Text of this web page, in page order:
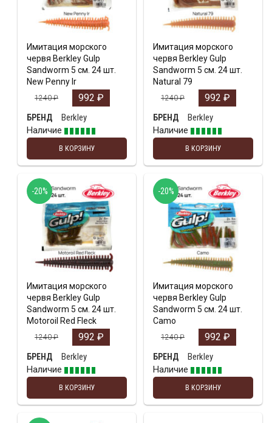
Имитация морского
червя Berkley Gulp
Sandworm 5 см. 24 шт.
New Penny Ir
1240₽ 992 ₽
БРЕНД
Berkley
Наличие
В КОРЗИНУ
Имитация морского
червя Berkley Gulp
Sandworm 5 см. 24 шт.
Natural 79
1240₽ 992 ₽
БРЕНД
Berkley
Наличие
В КОРЗИНУ
Имитация морского
червя Berkley Gulp
Sandworm 5 см. 24 шт.
Motoroil Red Fleck
1240₽ 992 ₽
БРЕНД
Berkley
Наличие
В КОРЗИНУ
-20%
Имитация морского
червя Berkley Gulp
Sandworm 5 см. 24 шт.
Camo
1240₽ 992 ₽
БРЕНД
Berkley
Наличие
В КОРЗИНУ
-20%